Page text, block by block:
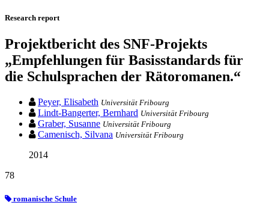
Research report
Projektbericht des SNF-Projekts
„Empfehlungen für Basisstandards für
die Schulsprachen der Rätoromanen.“
Peyer, Elisabeth Universität Fribourg
Lindt-Bangerter, Bernhard Universität Fribourg
Graber, Susanne Universität Fribourg
Camenisch, Silvana Universität Fribourg
2014
78
romanische Schule